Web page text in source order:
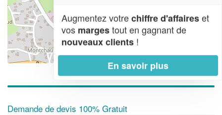
Demande de devis 100% Gratuit
Augmentez votrechiffre d'affaireset
vos margestout en gagnant de
nouveaux clients !
En savoir plus